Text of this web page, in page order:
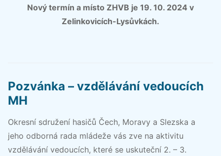
Nový termín a místo ZHVB je 19. 10. 2024 v
Zelinkovicích-Lysůvkách.
Pozvánka – vzdělávání vedoucích
MH
Okresní sdružení hasičů Čech, Moravy a Slezska a
jeho odborná rada mládeže vás zve na aktivitu
vzdělávání vedoucích, které se uskuteční 2. – 3.